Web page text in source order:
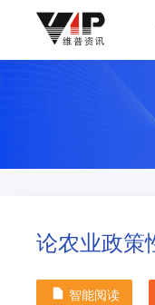
论农业政策
智能阅读